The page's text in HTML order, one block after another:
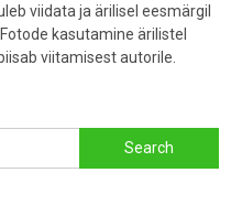
viidata ja ärilisel eesmärgil
kasutamine ärilistel
viitamisest autorile.